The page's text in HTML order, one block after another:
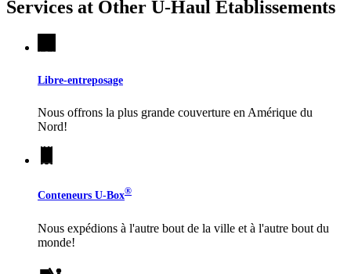
Services at Other U-Haul Établissements
Libre-entreposage
Nous offrons la plus grande couverture en Amérique du
Nord!
Conteneurs U-Box®
Nous expédions à l'autre bout de la ville et à l'autre bout du
monde!